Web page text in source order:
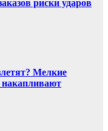
риски ударов
Мелкие